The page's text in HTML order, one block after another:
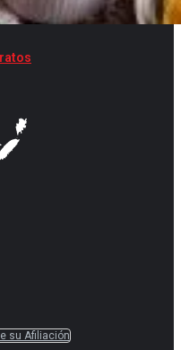
su Afiliación